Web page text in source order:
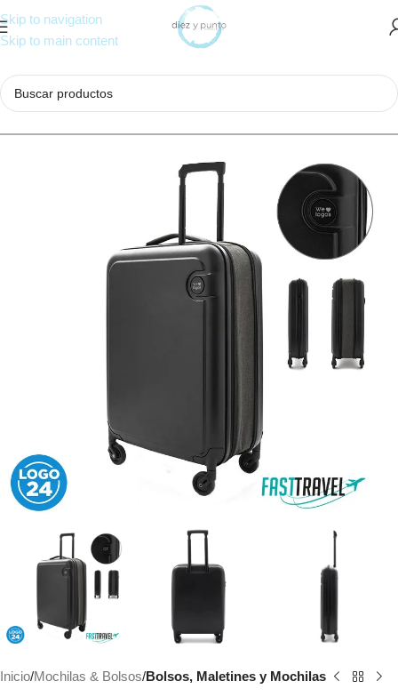
Skip to navigation
Skip to main content
Inicio Mochilas & Bolsos Bolsos, Maletines y Mochilas